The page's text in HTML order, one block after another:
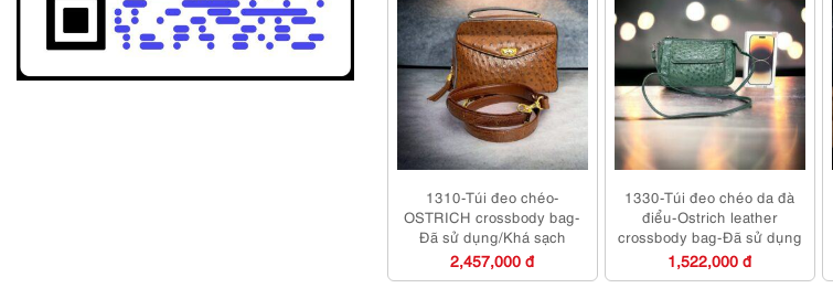
1310-Túi đeo chéo-
OSTRICH crossbody bag-
Đã sử dụng/Khá sạch
2,457,000 đ
1330-Túi đeo chéo da đà
điểu-Ostrich leather
crossbody bag-Đã sử dụng
1,522,000 đ